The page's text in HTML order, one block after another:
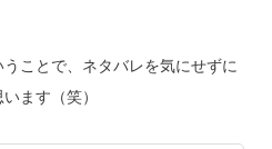
ことで、ネタバレを気にせずに
ます（笑）